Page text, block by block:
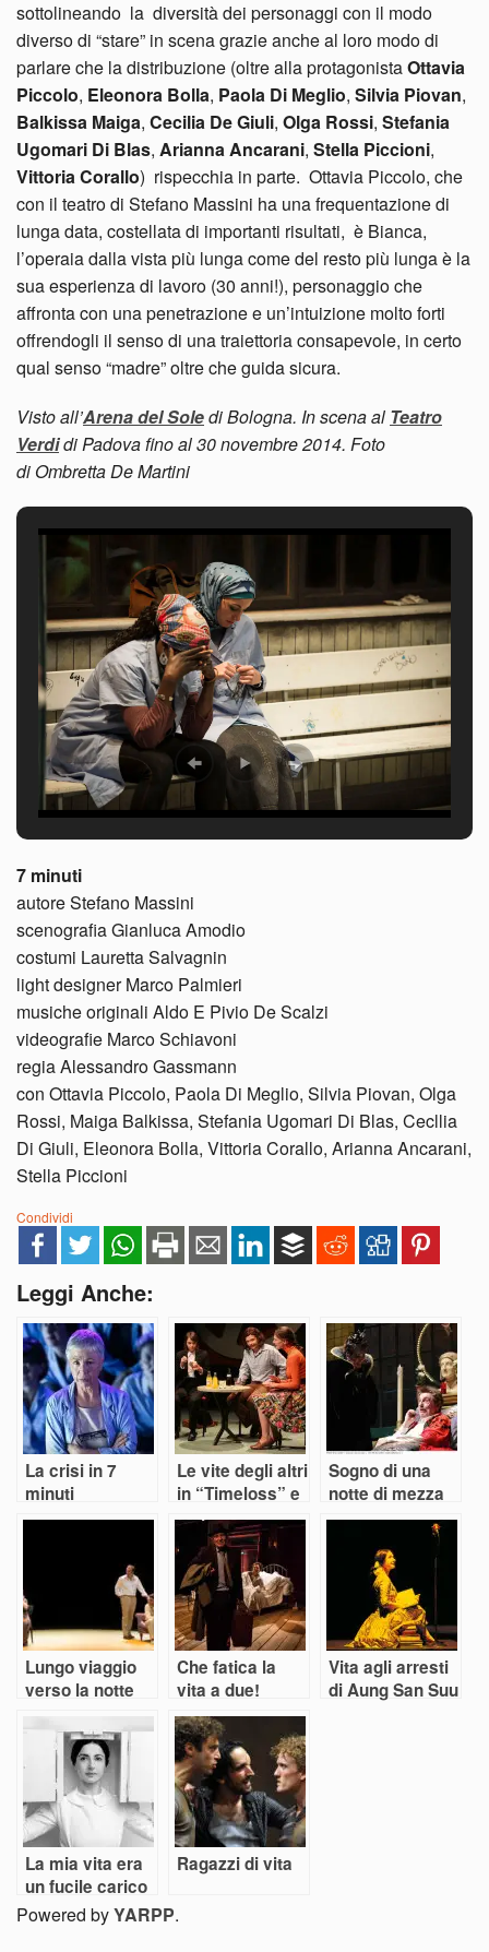
sottolineando la diversità dei personaggi con il modo
diverso di “stare” in scena grazie anche al loro modo di
parlare che la distribuzione (oltre alla protagonistaOttavia
Piccolo, Eleonora Bolla, Paola Di Meglio, Silvia Piovan,
Balkissa Maiga, Cecilia De Giuli, Olga Rossi, Stefania
Ugomari Di Blas, Arianna Ancarani, Stella Piccioni,
Vittoria Corallo) rispecchia in parte. Ottavia Piccolo, che
con il teatro di Stefano Massini ha una frequentazione di
lunga data, costellata di importanti risultati, è Bianca,
l’operaia dalla vista più lunga come del resto più lunga è la
sua esperienza di lavoro (30 anni!), personaggio che
affronta con una penetrazione e un’intuizione molto forti
offrendogli il senso di una traiettoria consapevole, in certo
qual senso “madre” oltre che guida sicura.
Visto all’Arena del Soledi Bologna. In scena al Teatro
Verdidi Padova fino al 30 novembre 2014. Foto
di Ombretta De Martini
7 minuti
autore Stefano Massini
scenografia Gianluca Amodio
costumi Lauretta Salvagnin
light designer Marco Palmieri
musiche originali Aldo E Pivio De Scalzi
videografie Marco Schiavoni
regia Alessandro Gassmann
con Ottavia Piccolo, Paola Di Meglio, Silvia Piovan, Olga
Rossi, Maiga Balkissa, Stefania Ugomari Di Blas, Cecllia
Di Giuli, Eleonora Bolla, Vittoria Corallo, Arianna Ancarani,
Stella Piccioni
Condividi
Leggi Anche:
La crisi in 7
minuti
Le vite degli altri
in “Timeloss” e
“Our secrets”
Sogno di una
notte di mezza
sbornia
Lungo viaggio
verso la notte
Che fatica la
vita a due!
Vita agli arresti
di Aung San Suu
La mia vita era
un fucile carico
Ragazzi di vita
Powered byYARPP.